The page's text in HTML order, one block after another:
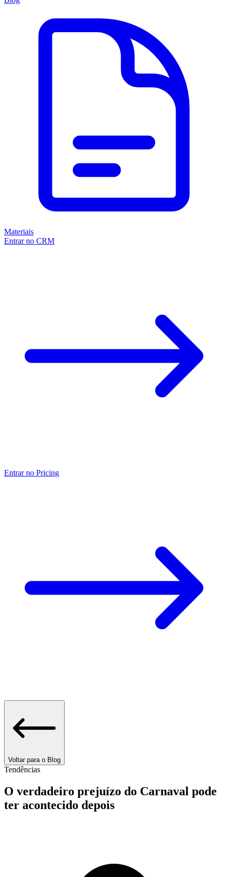
Materiais
Entrar no CRM
Entrar no Pricing
Voltar para o Blog
Tendências
O verdadeiro prejuízo do Carnaval pode
ter acontecido depois